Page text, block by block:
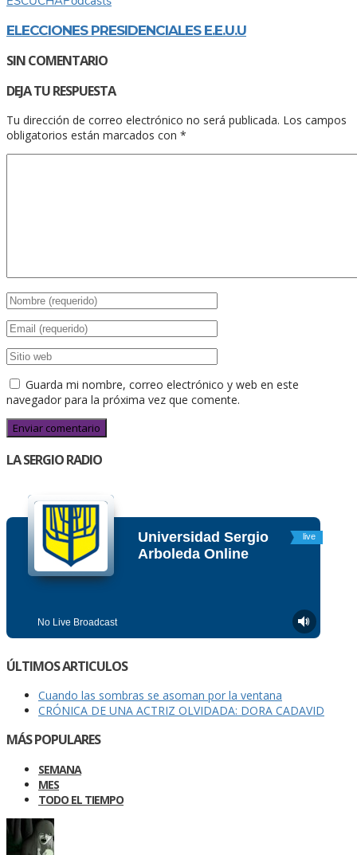
ELECCIONES PRESIDENCIALES E.E.U.U
SIN COMENTARIO
DEJA TU RESPUESTA
Tu dirección de correo electrónico no será publicada. Los campos
obligatorios están marcados con *
Guarda mi nombre, correo electrónico y web en este
navegador para la próxima vez que comente.
LA SERGIO RADIO
ÚLTIMOS ARTICULOS
Cuando las sombras se asoman por la ventana
CRÓNICA DE UNA ACTRIZ OLVIDADA: DORA CADAVID
MÁS POPULARES
SEMANA
MES
TODO EL TIEMPO